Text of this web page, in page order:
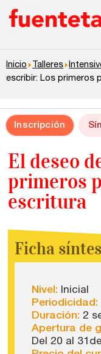
Inicio Talleres
escribir: Los primeros
Inscripción
El deseo
primeros
escritura
Ficha
Nivel: Inicial
Periodicidad:
Duración: 2
Apertura de
Del 20 al